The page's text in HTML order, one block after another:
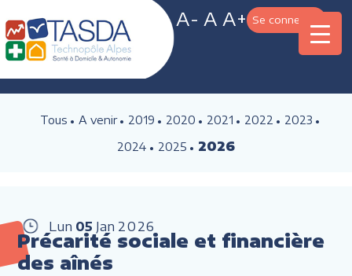
A- A A+ Se connecter
Tous A venir 2019 2020 2021 2022
2023
2024
2025 2026
Lun 05 Jan 2026
Précarité sociale et financière
des aînés